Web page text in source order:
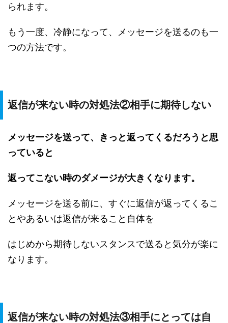
られます。
もう一度、冷静になって、メッセージを送るのも一
つの方法です。
返信が来ない時の対処法②相手に期待しない
メッセージを送って、きっと返ってくるだろうと思
っていると
返ってこない時のダメージが大きくなります。
メッセージを送る前に、すぐに返信が返ってくるこ
とやあるいは返信が来ること自体を
はじめから期待しないスタンスで送ると気分が楽に
なります。
返信が来ない時の対処法③相手にとっては自